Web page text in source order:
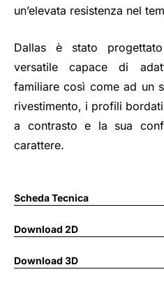
un’elevata resistenza nel
Dallas è stato
versatile capace di
familiare così come ad un
rivestimento, i profili
a contrasto e la sua
carattere.
Scheda Tecnica
Download 2D
Download 3D